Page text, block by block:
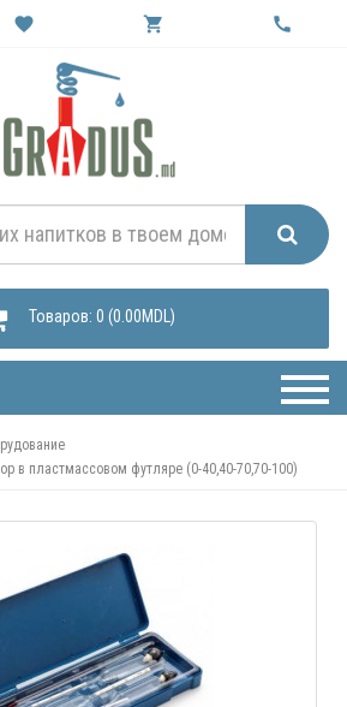
favorite shopping_cart call
Товаров: 0 (0.00MDL)
в пластмассовом футляре (0-40,40-70,70-100)